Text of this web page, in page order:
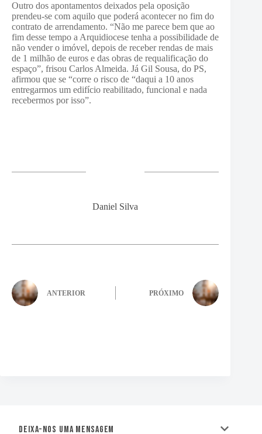
Outro dos apontamentos deixados pela oposição
prendeu-se com aquilo que poderá acontecer no fim do
contrato de arrendamento. “Não me parece bem que ao
fim desse tempo a Arquidiocese tenha a possibilidade de
não vender o imóvel, depois de receber rendas de mais
de 1 milhão de euros e das obras de requalificação do
espaço”, frisou Carlos Almeida. Já Gil Sousa, do PS,
afirmou que se “corre o risco de “daqui a 10 anos
entregarmos um edifício reabilitado, funcional e nada
recebermos por isso”.
Daniel Silva
ANTERIOR PRÓXIMO
Deixa-nos uma mensagem